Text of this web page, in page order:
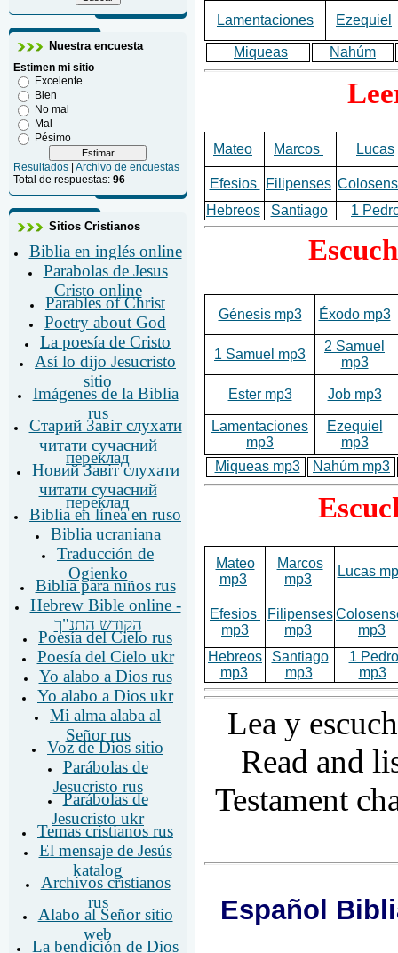
Nuestra encuesta
Estimen mi sitio
Excelente
Bien
No mal
Mal
Pésimo
Resultados Archivo de encuestas
Total de respuestas: 96
Sitios Cristianos
Biblia en inglés online
Parabolas de Jesus
Cristo online
Parables of Christ
Poetry about God
La poesía de Cristo
Así lo dijo Jesucristo
sitio
Imágenes de la Biblia
rus
Старий Завіт слухати
читати сучасний
переклад
Новий Завіт слухати
читати сучасний
переклад
Biblia en línea en ruso
Biblia ucraniana
Traducción de
Ogienko
Biblia para niños rus
Hebrew Bible online -
הקודש התנ"ך
Poesía del Cielo rus
Poesía del Cielo ukr
Yo alabo a Dios rus
Yo alabo a Dios ukr
Mi alma alaba al
Señor rus
Voz de Dios sitio
Parábolas de
Jesucristo rus
Parábolas de
Jesucristo ukr
Temas cristianos rus
El mensaje de Jesús
katalog
Archivos cristianos
rus
Alabo al Señor sitio
web
La bendición de Dios
Lamentaciones Ezequiel
Miqueas Nahúm
Mateo Marcos Lucas
Efesios Filipenses
Hebreos
Santiago 1
Génesis mp3 Éxodo mp3
1 Samuel mp3
2 Samuel
mp3
Ester mp3 Job mp3
Lamentaciones
mp3
Ezequiel
mp3
Miqueas mp3
Nahúm mp3
Mateo
mp3
Marcos
mp3
Lucas
Efesios
mp3
Filipenses
mp3
mp3
Hebreos
mp3
Santiago
mp3
1 Pedro
mp3
Lea y
Read and
Testament